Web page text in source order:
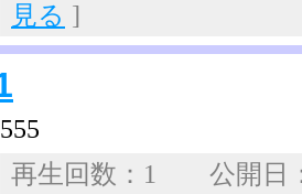
見る ]
555
再生回数：1 公開